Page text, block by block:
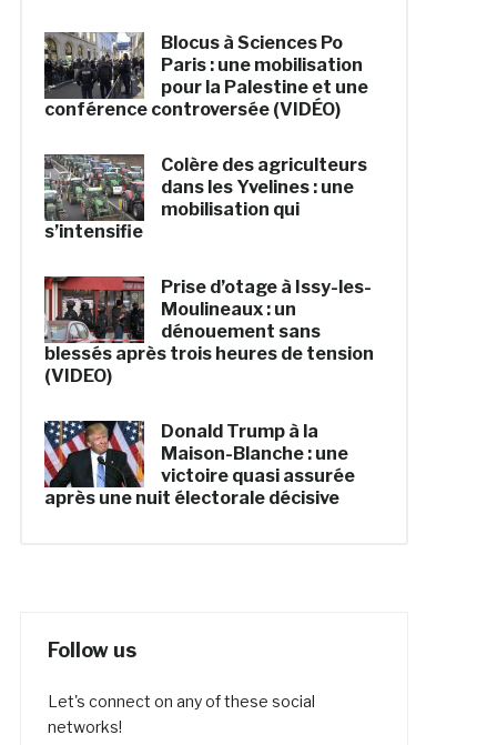
Blocus à Sciences Po
Paris : une mobilisation
pour la Palestine et une
conférence controversée (VIDÉO)
Colère des agriculteurs
dans les Yvelines : une
mobilisation qui
s’intensifie
Prise d’otage à Issy-les-
Moulineaux : un
dénouement sans
blessés après trois heures de tension
(VIDEO)
Donald Trump à la
Maison-Blanche : une
victoire quasi assurée
après une nuit électorale décisive
Follow us
Let's connect on any of these social
networks!